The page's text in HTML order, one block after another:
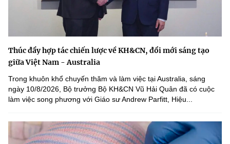
Thúc đẩy hợp tác chiến lược về KH&CN, đổi mới sáng tạo
giữa Việt Nam - Australia
Trong khuôn khổ chuyến thăm và làm việc tại Australia, sáng
ngày 10/8/2026, Bộ trưởng Bộ KH&CN Vũ Hải Quân đã có cuộc
làm việc song phương với Giáo sư Andrew Parfitt, Hiệu...